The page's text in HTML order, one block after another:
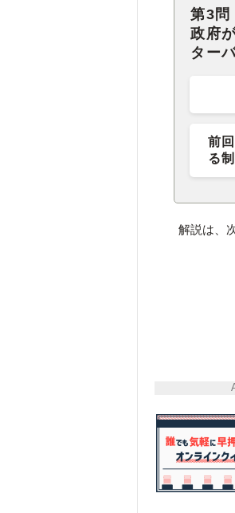
第3問
政府
ター
前
る
解説は、